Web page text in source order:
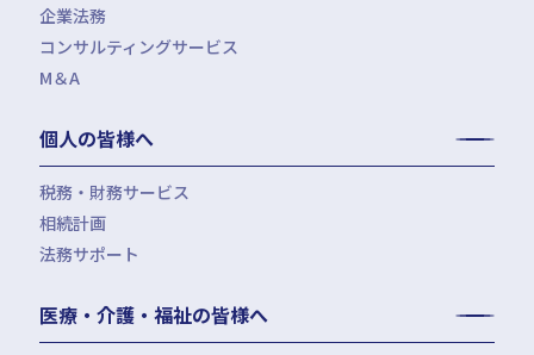
税務セカンドオピニオン
組織再編税制・国際税務
四半期決算サポート
会社設立（スタートアップサポート）・クラウド会計導入
決算開示書類（有報・短信等）作成・IFRS対応サポート
人事労務アウトソーシング（給与計算・社会保険手続）
労使トラブル対応
労務デューデリジェンス・労務コンプライアンス調査
企業法務
企業法務・法務顧問・事業再生・債権回収
コンサルティングサービス
FAS（財務デューデリジェンス・株価算定・PPA）
IPOコンサルティング
企業再編コンサルティング
補助金・助成金申請・建設許認可等
公益法人会計サービス
M＆A
個人の皆様へ
税務・財務サービス
相続税申告・贈与税申告
所得税確定申告
資産管理会社設立
相続計画
遺言書作成・家族信託・後見人
法務サポート
医療・介護・福祉の皆様へ